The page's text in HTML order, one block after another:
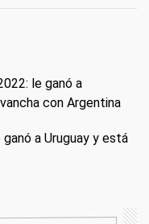
le ganó a
con Argentina
a Uruguay y está